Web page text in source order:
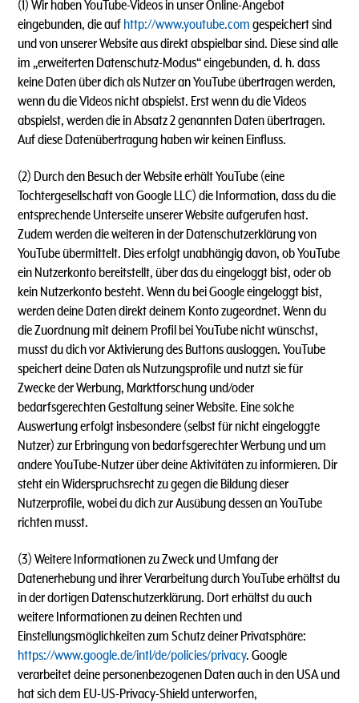
(1) Wir haben YouTube-Videos in unser Online-Angebot
eingebunden, die auf http://www.youtube.com gespeichert sind
und von unserer Website aus direkt abspielbar sind. Diese sind alle
im „erweiterten Datenschutz-Modus“ eingebunden, d. h. dass
keine Daten über dich als Nutzer an YouTube übertragen werden,
wenn du die Videos nicht abspielst. Erst wenn du die Videos
abspielst, werden die in Absatz 2 genannten Daten übertragen.
Auf diese Datenübertragung haben wir keinen Einfluss.
(2) Durch den Besuch der Website erhält YouTube (eine
Tochtergesellschaft von Google LLC) die Information, dass du die
entsprechende Unterseite unserer Website aufgerufen hast.
Zudem werden die weiteren in der Datenschutzerklärung von
YouTube übermittelt. Dies erfolgt unabhängig davon, ob YouTube
ein Nutzerkonto bereitstellt, über das du eingeloggt bist, oder ob
kein Nutzerkonto besteht. Wenn du bei Google eingeloggt bist,
werden deine Daten direkt deinem Konto zugeordnet. Wenn du
die Zuordnung mit deinem Profil bei YouTube nicht wünschst,
musst du dich vor Aktivierung des Buttons ausloggen. YouTube
speichert deine Daten als Nutzungsprofile und nutzt sie für
Zwecke der Werbung, Marktforschung und/oder
bedarfsgerechten Gestaltung seiner Website. Eine solche
Auswertung erfolgt insbesondere (selbst für nicht eingeloggte
Nutzer) zur Erbringung von bedarfsgerechter Werbung und um
andere YouTube-Nutzer über deine Aktivitäten zu informieren. Dir
steht ein Widerspruchsrecht zu gegen die Bildung dieser
Nutzerprofile, wobei du dich zur Ausübung dessen an YouTube
richten musst.
(3) Weitere Informationen zu Zweck und Umfang der
Datenerhebung und ihrer Verarbeitung durch YouTube erhältst du
in der dortigen Datenschutzerklärung. Dort erhältst du auch
weitere Informationen zu deinen Rechten und
Einstellungsmöglichkeiten zum Schutz deiner Privatsphäre:
https://www.google.de/intl/de/policies/privacy. Google
verarbeitet deine personenbezogenen Daten auch in den USA und
hat sich dem EU-US-Privacy-Shield unterworfen,